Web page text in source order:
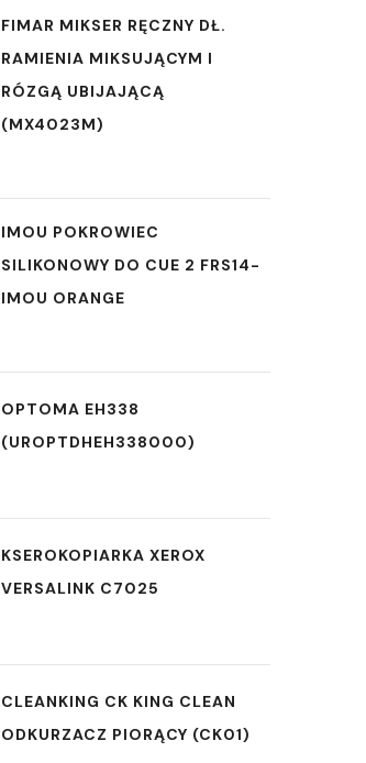
FIMAR MIKSER RĘCZNY DŁ.
RAMIENIA MIKSUJĄCYM I
RÓZGĄ UBIJAJĄCĄ
(MX4023M)
IMOU POKROWIEC
SILIKONOWY DO CUE 2 FRS14-
IMOU ORANGE
OPTOMA EH338
(UROPTDHEH338000)
KSEROKOPIARKA XEROX
VERSALINK C7025
CLEANKING CK KING CLEAN
ODKURZACZ PIORĄCY (CK01)